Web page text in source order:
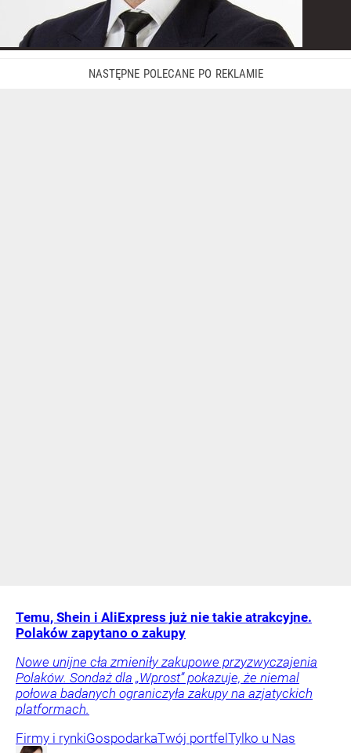
Temu, Shein i AliExpress już nie takie atrakcyjne.
Polaków zapytano o zakupy
Nowe unijne cła zmieniły zakupowe przyzwyczajenia
Polaków. Sondaż dla „Wprost” pokazuje, że niemal
połowa badanych ograniczyła zakupy na azjatyckich
platformach.
Firmy i rynkiGospodarkaTwój portfel Tylko u Nas